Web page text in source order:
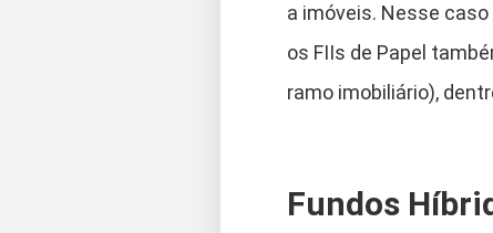
a imóveis. Nesse
os FIIs de Papel
ramo imobiliário),
Fundos